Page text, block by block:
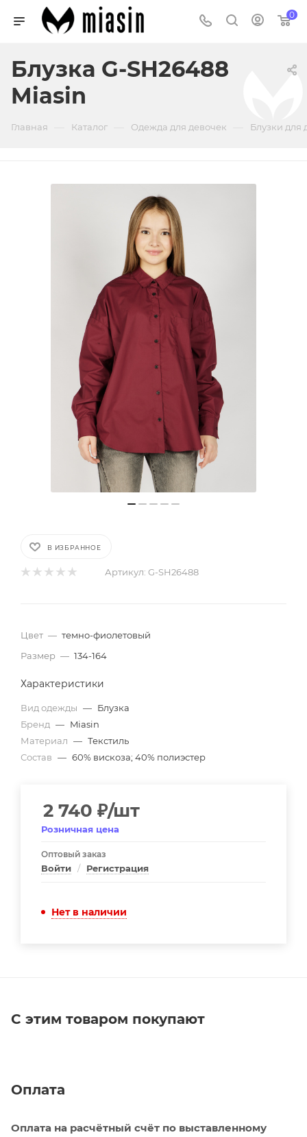
0
Блузка G-SH26488
Miasin
Главная Каталог Одежда для девочек Блузки для
В ИЗБРАННОЕ
Артикул: G-SH26488
Цвет — темно-фиолетовый
Размер — 134-164
Характеристики
Вид одежды — Блузка
Бренд — Miasin
Материал — Текстиль
Состав — 60% вискоза; 40% полиэстер
2 740 ₽/шт
Розничная цена
Оптовый заказ
Войти / Регистрация
Нет в наличии
С этим товаром покупают
Оплата
Оплата на расчётный счёт по выставленному